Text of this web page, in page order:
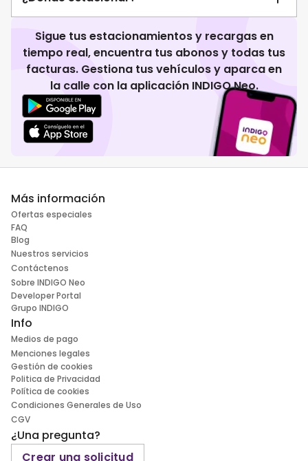
Sigue tus estacionamientos y recargas en
tiempo real, encuentra tus abonos y todas tus
facturas. Gestiona tus vehículos y aparca en
la calle con la aplicación INDIGO Neo.
Más información
Ofertas especiales
FAQ
Blog
Nuestros servicios
Contáctenos
Sobre INDIGO Neo
Developer Portal
Grupo INDIGO
Info
Medios de pago
Menciones legales
Gestión de cookies
Politica de Privacidad
Política de cookies
Condiciones Generales de Uso
CGV
¿Una pregunta?
Crear una solicitud